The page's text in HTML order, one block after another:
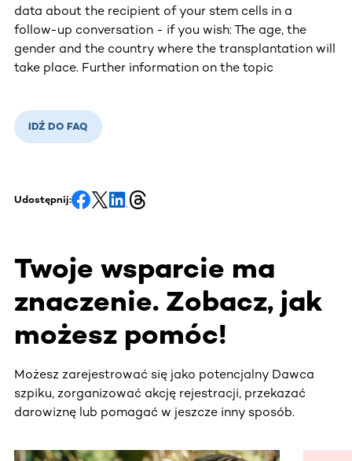
data about the recipient of your stem cells in a
follow-up conversation - if you wish: The age, the
gender and the country where the transplantation will
take place. Further information on the topic
IDŹ DO FAQ
Udostępnij:
Twoje wsparcie ma
znaczenie. Zobacz, jak
możesz pomóc!
Możesz zarejestrować się jako potencjalny Dawca
szpiku, zorganizować akcję rejestracji, przekazać
darowiznę lub pomagać w jeszcze inny sposób.
Ta sekcja zawiera treści przewijane w poziomie. Użyj